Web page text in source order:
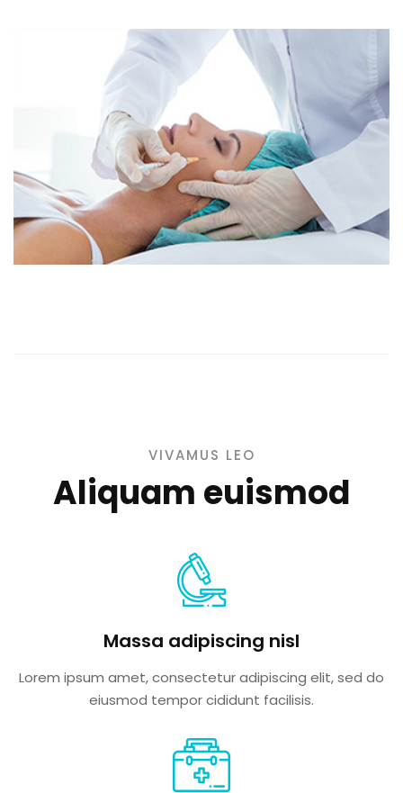
VIVAMUS LEO
Aliquam euismod
Massa adipiscing nisl
Lorem ipsum amet, consectetur adipiscing elit, sed do
eiusmod tempor cididunt facilisis.